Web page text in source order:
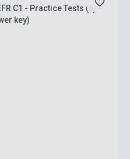
C1 - Practice Tests (6) -
key)